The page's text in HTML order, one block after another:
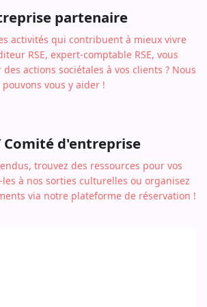
partenaire
activités qui contribuent à mieux vivre
RSE, expert-comptable RSE, vous
actions sociétales à vos clients ? Nous
pouvons vous y aider !
Comité d'entreprise
trouvez des ressources pour vos
à nos sorties culturelles ou organisez
via notre plateforme de réservation !